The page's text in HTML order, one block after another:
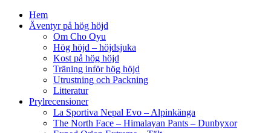
Hem
Äventyr på hög höjd
Om Cho Oyu
Hög höjd – höjdsjuka
Kost på hög höjd
Träning inför hög höjd
Utrustning och Packning
Litteratur
Prylrecensioner
La Sportiva Nepal Evo – Alpinkänga
The North Face – Himalayan Pants – Dunbyxor